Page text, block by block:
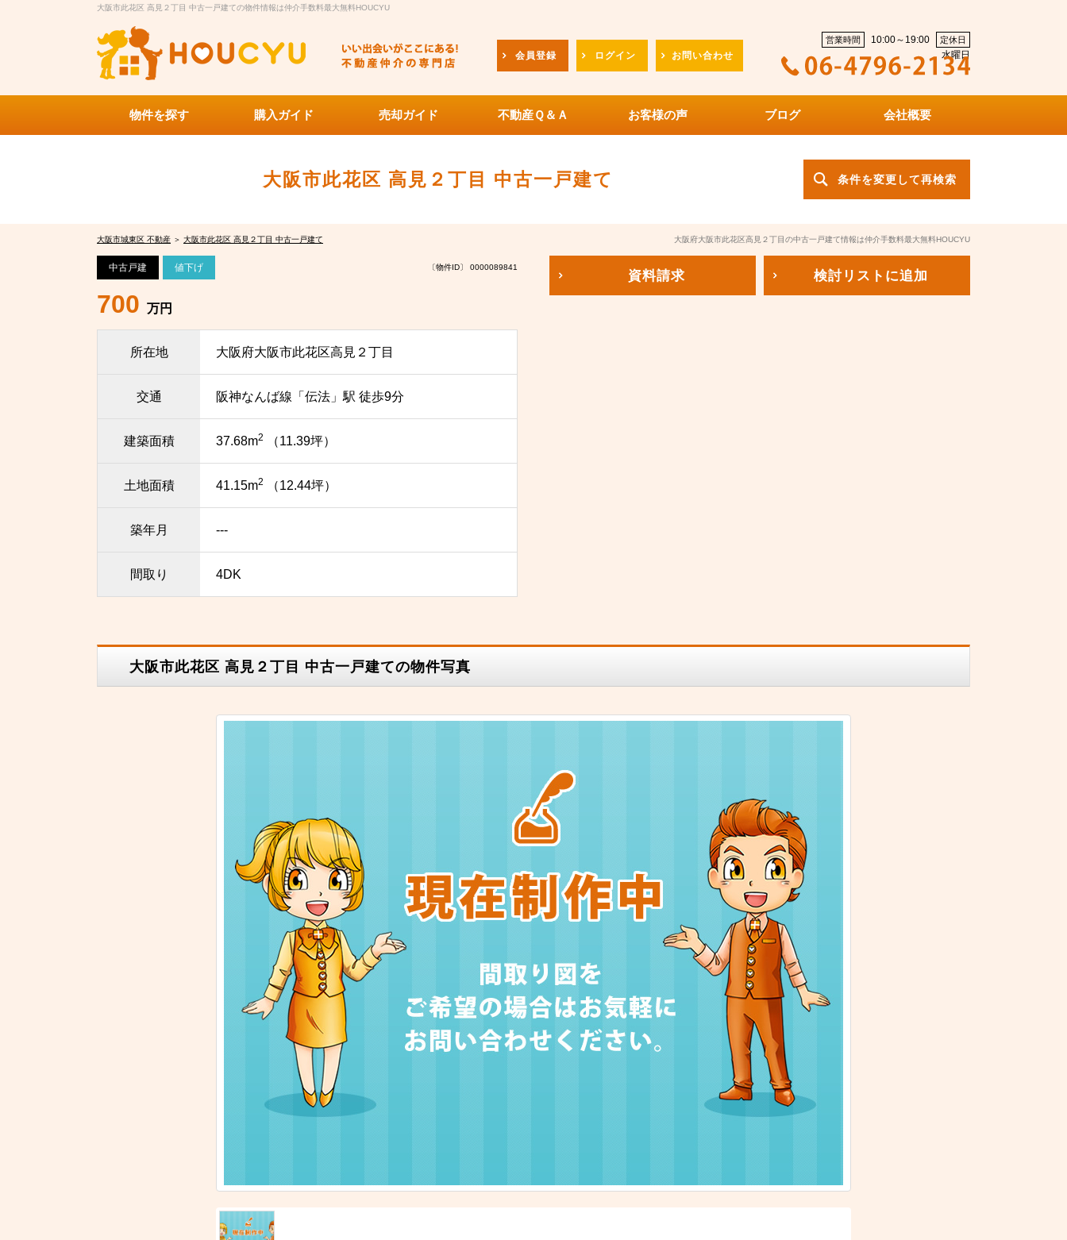
大阪市此花区 高見２丁目 中古一戸建ての物件情報は仲介手数料最大無料HOUCYU
会員登録 ログイン お問い合わせ
営業時間 10:00～19:00 定休日
水曜日
物件を探す 購入ガイド 売却ガイド 不動産Ｑ＆Ａ お客様の声 ブログ 会社概要
大阪市此花区 高見２丁目 中古一戸建て 条件を変更して再検索
大阪市城東区 不動産 ＞ 大阪市此花区 高見２丁目 中古一戸建て 大阪府大阪市此花区高見２丁目の中古一戸建て情報は仲介手数料最大無料HOUCYU
〔物件ID〕 0000089841
中古戸建 値下げ
700 万円
所在地 大阪府大阪市此花区高見２丁目
交通 阪神なんば線「伝法」駅 徒歩9分
建築面積 37.68m2 （11.39坪）
土地面積 41.15m2 （12.44坪）
築年月 ---
間取り 4DK
資料請求 検討リスト に追加
大阪市此花区 高見２丁目 中古一戸建ての物件写真